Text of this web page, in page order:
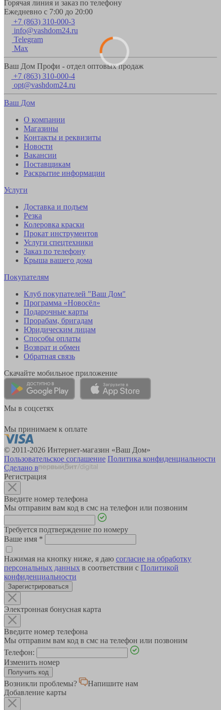
Горячая линия и заказ по телефону
Ежедневно с 7:00 до 20:00
+7 (863) 310-000-3
info@vashdom24.ru
Telegram
Max
Ваш Дом Профи - отдел оптовых продаж
+7 (863) 310-000-4
opt@vashdom24.ru
Ваш Дом
О компании
Магазины
Контакты и реквизиты
Новости
Вакансии
Поставщикам
Раскрытие информации
Услуги
Доставка и подъем
Резка
Колеровка краски
Прокат инструментов
Услуги спецтехники
Заказ по телефону
Крыша вашего дома
Покупателям
Клуб покупателей "Ваш Дом"
Программа «Новосёл»
Подарочные карты
Прорабам, бригадам
Юридическим лицам
Способы оплаты
Возврат и обмен
Обратная связь
Скачайте мобильное приложение
Мы в соцсетях
Мы принимаем к оплате
© 2011-2026 Интернет-магазин «Ваш Дом»
Пользовательское соглашение Политика конфиденциальности
Сделано в
Регистрация
Введите номер телефона
Мы отправим вам код в смс на телефон или позвоним
Требуется подтверждение по номеру
Ваше имя *
Нажимая на кнопку ниже, я даю согласие на обработку
персональных данных в соответствии с Политикой
конфиденциальности
Зарегистрироваться
Электронная бонусная карта
Введите номер телефона
Мы отправим вам код в смс на телефон или позвоним
Телефон:
Изменить номер
Возникли проблемы?
Напишите нам
Добавление карты